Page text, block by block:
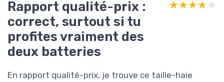
Rapport qualité-prix :
correct, surtout si tu
profites vraiment des
deux batteries
★★★★★
★★★★★
En rapport qualité-prix, je trouve ce taille-haie